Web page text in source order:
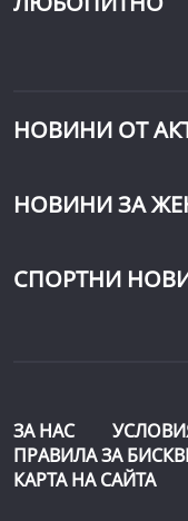
НОВИНИ ОТ
НОВИНИ ЗА
СПОРТНИ
ЗА НАС
ПРАВИЛА ЗА
КАРТА НА САЙТА